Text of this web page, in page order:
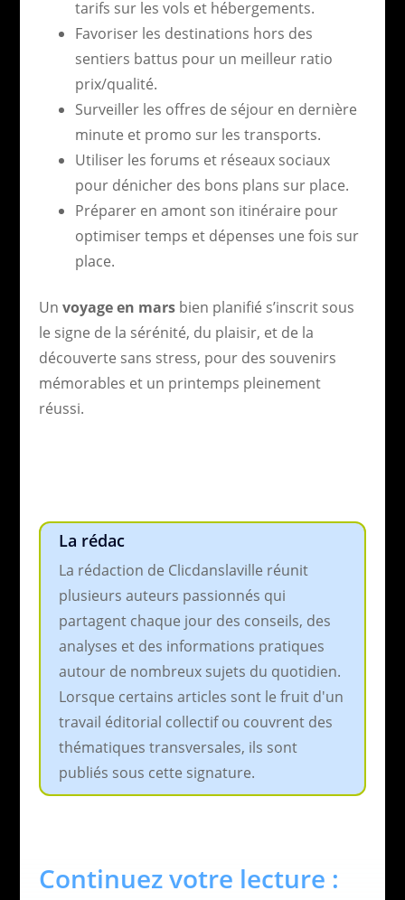
tarifs sur les vols et hébergements.
Favoriser les destinations hors des
sentiers battus pour un meilleur ratio
prix/qualité.
Surveiller les offres de séjour en dernière
minute et promo sur les transports.
Utiliser les forums et réseaux sociaux
pour dénicher des bons plans sur place.
Préparer en amont son itinéraire pour
optimiser temps et dépenses une fois sur
place.
Un voyage en marsbien planifié s’inscrit sous
le signe de la sérénité, du plaisir, et de la
découverte sans stress, pour des souvenirs
mémorables et un printemps pleinement
réussi.
La rédac
La rédaction de Clicdanslaville réunit
plusieurs auteurs passionnés qui
partagent chaque jour des conseils, des
analyses et des informations pratiques
autour de nombreux sujets du quotidien.
Lorsque certains articles sont le fruit d'un
travail éditorial collectif ou couvrent des
thématiques transversales, ils sont
publiés sous cette signature.
Continuez votre lecture :